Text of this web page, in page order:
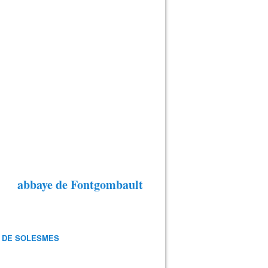
abbaye de Fontgombault
SOLESMES